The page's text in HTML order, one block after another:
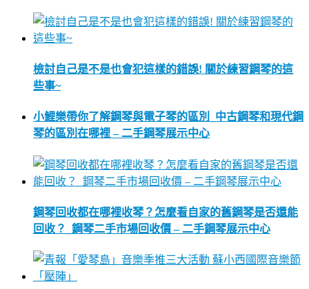
檢討自己是不是也會犯這樣的錯誤! 關於練習鋼琴的這
些事~
小鯉樂帶你了解鋼琴與電子琴的區別_中古鋼琴和現代鋼
琴的區別在哪裡 – 二手鋼琴展示中心
鋼琴回收都在哪裡收琴？怎麼看自家的舊鋼琴是否還能
回收？_鋼琴二手市場回收價 – 二手鋼琴展示中心